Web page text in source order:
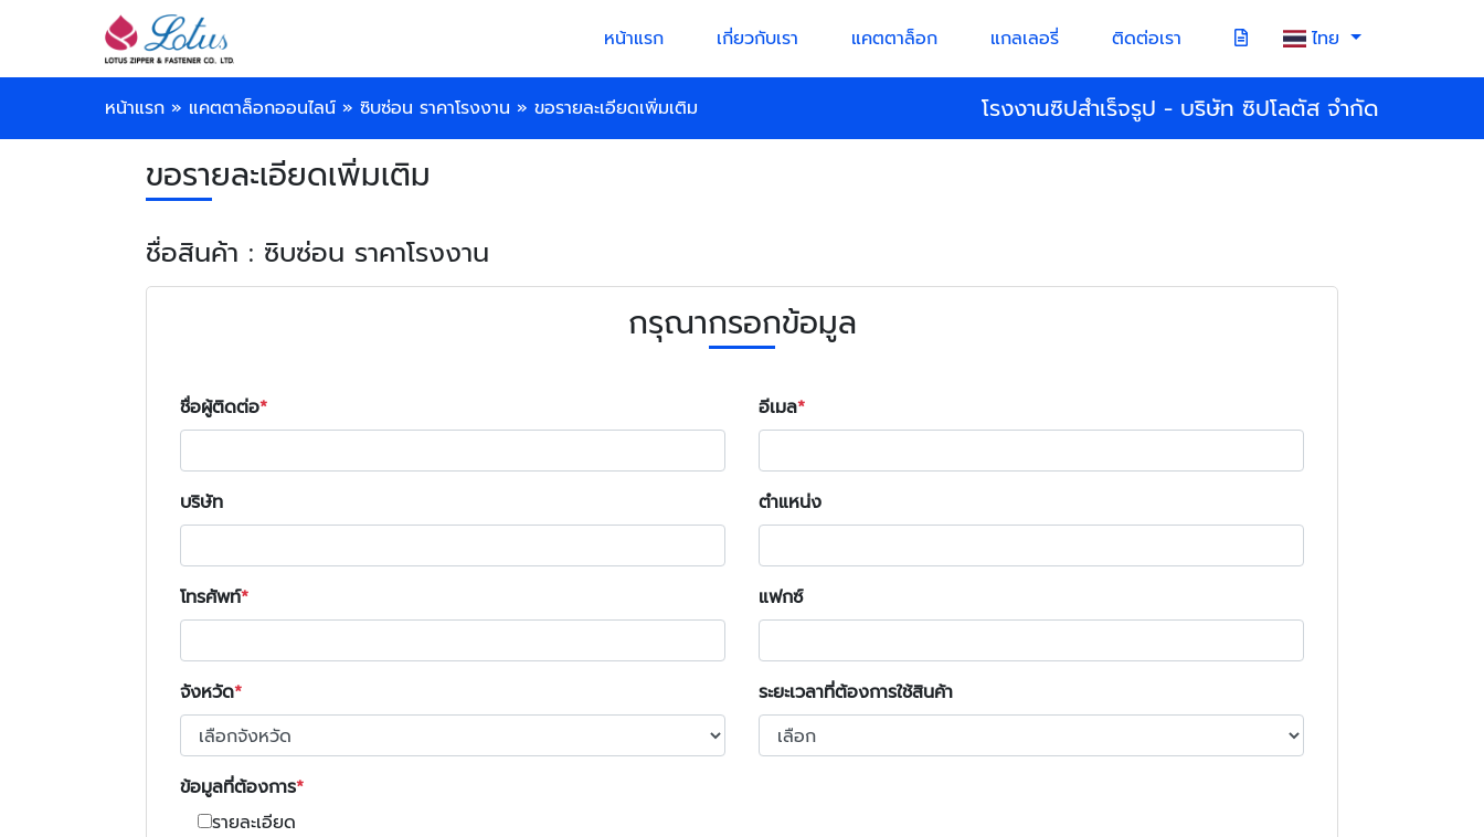
หน้าแรก เกี่ยวกับเรา แคตตาล็อก แกลเลอรี่ ติดต่อเรา ไทย
หน้าแรก » แคตตาล็อกออนไลน์ » ซิบซ่อน ราคาโรงงาน » ขอรายละเอียดเพิ่มเติม โรงงานซิปสำเร็จรูป - บริษัท ซิปโลตัส จำกัด
ขอรายละเอียดเพิ่มเติม
ชื่อสินค้า : ซิบซ่อน ราคาโรงงาน
กรุณากรอกข้อมูล
ชื่อผู้ติดต่อ อีเมล
บริษัท ตำแหน่ง
โทรศัพท์ แฟกซ์
จังหวัด ระยะเวลาที่ต้องการใช้สินค้า
ข้อมูลที่ต้องการ
รายละเอียด